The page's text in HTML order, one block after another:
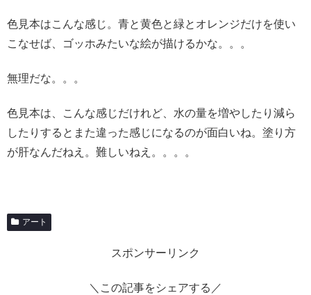
色見本はこんな感じ。青と黄色と緑とオレンジだけを使い
こなせば、ゴッホみたいな絵が描けるかな。。。
無理だな。。。
色見本は、こんな感じだけれど、水の量を増やしたり減ら
したりするとまた違った感じになるのが面白いね。塗り方
が肝なんだねえ。難しいねえ。。。。
アート
スポンサーリンク
＼この記事をシェアする／